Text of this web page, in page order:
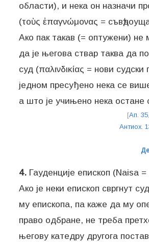
области), и нека он назначи
(τοὺς ἐπαγνώμονας =
Ако пак такав (= оптужени) не
да је његова ствар таква да
суд (παλινδικίας = нови
једном пресуђено нека се
а што је учињено нека остане
[Ап. 35,
Антиох.
4. Гауденције епископ (Naisa
Ако је неки епископ свргнут
му епископа, па каже да му
право одбране, не треба
његову катедру другога